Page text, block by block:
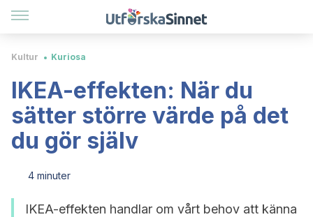
Kultur Kuriosa
IKEA-effekten: När du
sätter större värde på det
du gör själv
4 minuter
IKEA-effekten handlar om vårt behov att känna